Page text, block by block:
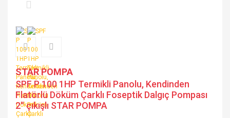
STAR POMPA
SPF P 100 1HP Termikli Panolu, Kendinden
Flatörlü Döküm Çarklı Foseptik Dalgıç Pompası
2'' çıkışlı STAR POMPA